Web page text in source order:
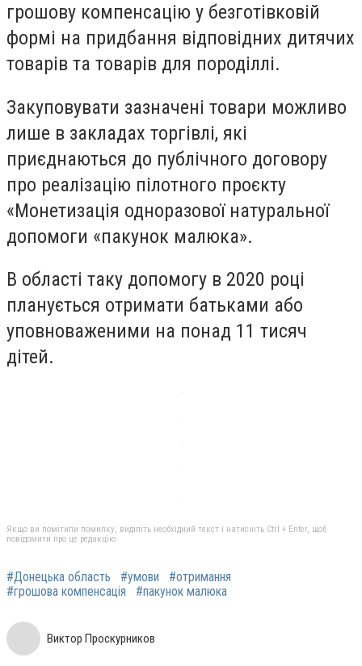
грошову компенсацію у безготівковій
формі на придбання відповідних дитячих
товарів та товарів для породіллі.
Закуповувати зазначені товари можливо
лише в закладах торгівлі, які
приєднаються до публічного договору
про реалізацію пілотного проєкту
«Монетизація одноразової натуральної
допомоги «пакунок малюка».
В області таку допомогу в 2020 році
планується отримати батьками або
уповноваженими на понад 11 тисяч
дітей.
Якщо ви помітили помилку, виділіть необхідний текст і натисніть Ctrl + Enter, щоб
повідомити про це редакцію
#Донецька область #умови
#отримання
#грошова компенсація
#пакунок малюка
Виктор Проскурников